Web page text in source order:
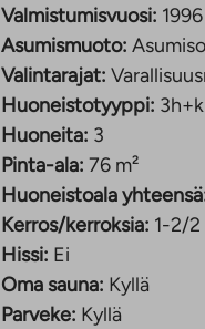
Valmistumisvuosi: 1996
Asumismuoto:
Valintarajat:
Huoneistotyyppi:
Huoneita: 3
Pinta-ala: 76 m²
Huoneistoala
Kerros/kerroksia: 1-2/2
Hissi: Ei
Oma sauna: Kyllä
Parveke: Kyllä